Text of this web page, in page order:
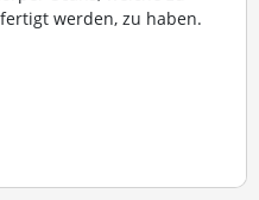
werden, zu haben.